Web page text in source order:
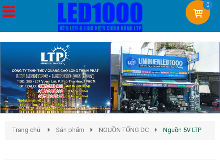
0
Trang chủ Sản phẩm NGUỒN TỔNG DC Nguồn 5V LTP